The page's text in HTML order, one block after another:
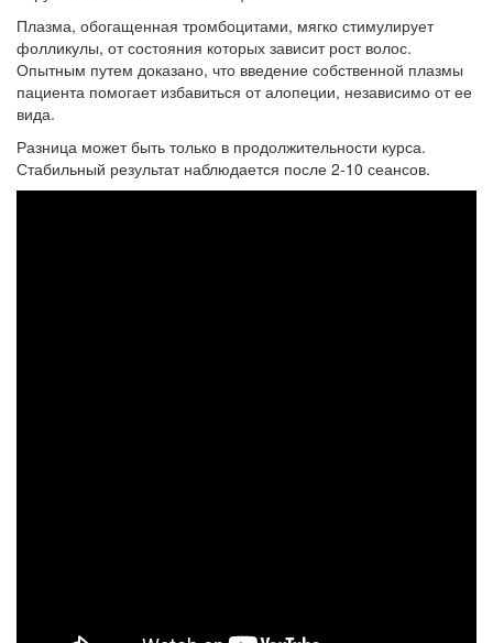
Плазма, обогащенная тромбоцитами, мягко стимулирует
фолликулы, от состояния которых зависит рост волос.
Опытным путем доказано, что введение собственной плазмы
пациента помогает избавиться от алопеции, независимо от ее
вида.
Разница может быть только в продолжительности курса.
Стабильный результат наблюдается после 2-10 сеансов.